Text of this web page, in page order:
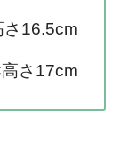
16.5cm
さ17cm